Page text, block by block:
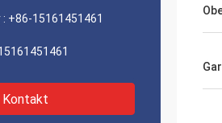
+86-15161451461
Kontakt